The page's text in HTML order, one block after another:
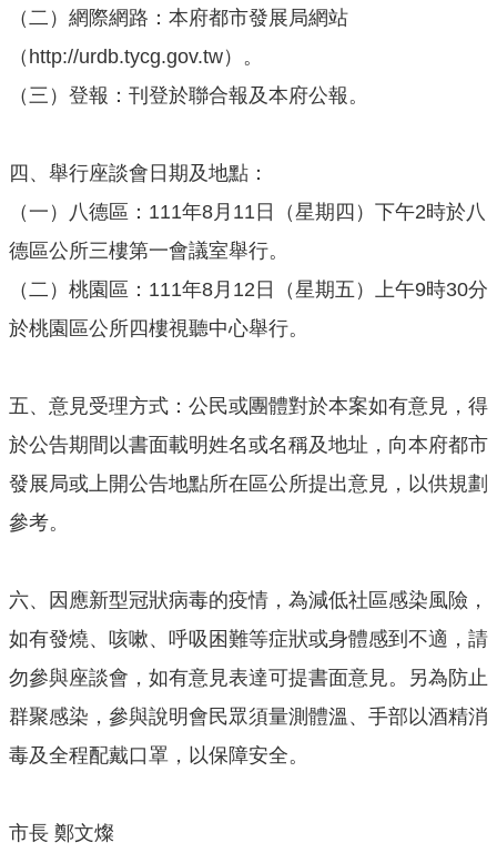
區
都
市
首
頁
網
站
政
信
g
i
s
h
桃
政
（二）網際網路：本府都市發展局網站
（http://urdb.tycg.gov.tw）。
（三）登報：刊登於聯合報及本府公報。
四、舉行座談會日期及地點：
（一）八德區：111年8月11日（星期四）下午2時於八
德區公所三樓第一會議室舉行。
（二）桃園區：111年8月12日（星期五）上午9時30分
於桃園區公所四樓視聽中心舉行。
五、意見受理方式：公民或團體對於本案如有意見，得
於公告期間以書面載明姓名或名稱及地址，向本府都市
發展局或上開公告地點所在區公所提出意見，以供規劃
參考。
六、因應新型冠狀病毒的疫情，為減低社區感染風險，
如有發燒、咳嗽、呼吸困難等症狀或身體感到不適，請
勿參與座談會，如有意見表達可提書面意見。另為防止
群聚感染，參與說明會民眾須量測體溫、手部以酒精消
毒及全程配戴口罩，以保障安全。
市長 鄭文燦